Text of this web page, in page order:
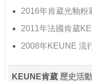
2016年肯葳光釉粉
2011年法國肯葳
2008年KEUNE 流
KEUNE肯葳 歷史活